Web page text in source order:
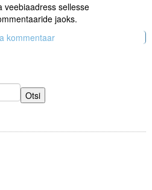
veebiaadress sellesse
jaoks.
Otsi